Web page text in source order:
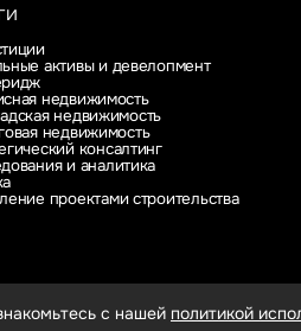
активы и девелопмент
недвижимость
недвижимость
недвижимость
консалтинг
и аналитика
проектами строительства
с нашей политикой